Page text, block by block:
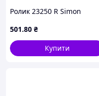
Ролик 23250 R Simon
501.80 ₴
Купити